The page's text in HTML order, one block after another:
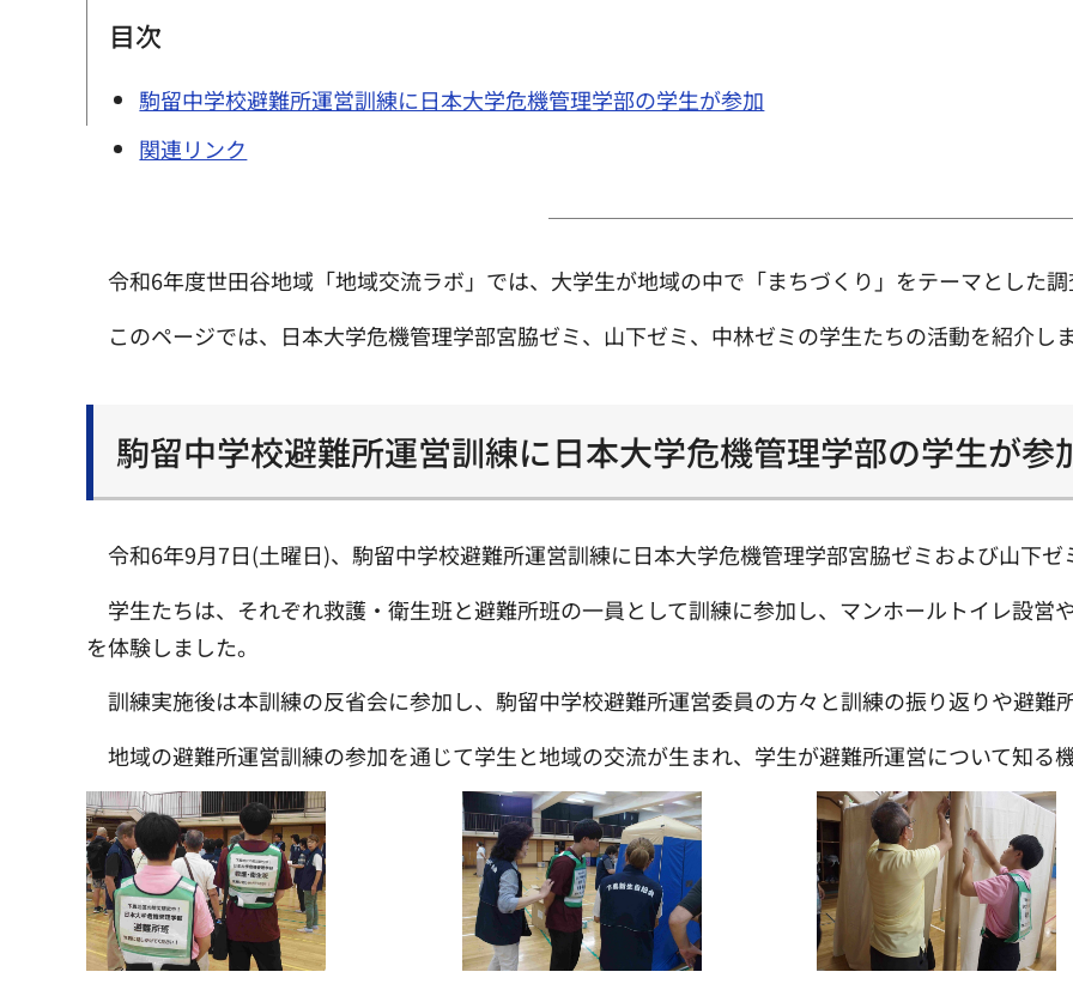
目次
駒留中学校避難所運営訓練に日本大学危機管理学部の学生が参加
関連リンク
令和6年度世田谷地域「地域交流ラボ」では、大学生が地域の中で「まちづくり」をテーマとした
このページでは、日本大学危機管理学部宮脇ゼミ、山下ゼミ、中林ゼミの学生たちの活動を紹介し
駒留中学校避難所運営訓練に日本大学危機管理学部の学生が参
令和6年9月7日(土曜日)、駒留中学校避難所運営訓練に日本大学危機管理学部宮脇ゼミおよび山下
学生たちは、それぞれ救護・衛生班と避難所班の一員として訓練に参加し、マンホールトイレ設営
を体験しました。
訓練実施後は本訓練の反省会に参加し、駒留中学校避難所運営委員の方々と訓練の振り返りや避難
地域の避難所運営訓練の参加を通じて学生と地域の交流が生まれ、学生が避難所運営について知る